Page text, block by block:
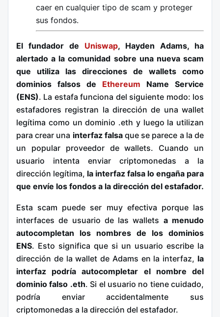
caer en cualquier tipo de scam y proteger
sus fondos.
El fundador de Uniswap, Hayden Adams, ha
alertado a la comunidad sobre una nueva scam
que utiliza las direcciones de wallets como
dominios falsos de Ethereum Name Service
(ENS). La estafa funciona del siguiente modo: los
estafadores registran la dirección de una wallet
legítima como un dominio .eth y luego la utilizan
para crear una interfaz falsaque se parece a la de
un popular proveedor de wallets. Cuando un
usuario intenta enviar criptomonedas a la
dirección legítima, la interfaz falsa lo engaña para
que envíe los fondos a la dirección del estafador.
Esta scam puede ser muy efectiva porque las
interfaces de usuario de las wallets a menudo
autocompletan los nombres de los dominios
ENS. Esto significa que si un usuario escribe la
dirección de la wallet de Adams en la interfaz, la
interfaz podría autocompletar el nombre del
dominio falso .eth. Si el usuario no tiene cuidado,
podría enviar accidentalmente sus
criptomonedas a la dirección del estafador.